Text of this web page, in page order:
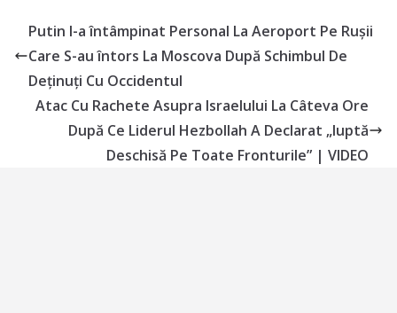
Putin I-a întâmpinat Personal La Aeroport Pe Ruşii
Care S-au întors La Moscova După Schimbul De
Deţinuţi Cu Occidentul
Atac Cu Rachete Asupra Israelului La Câteva Ore
După Ce Liderul Hezbollah A Declarat „luptă
Deschisă Pe Toate Fronturile” | VIDEO